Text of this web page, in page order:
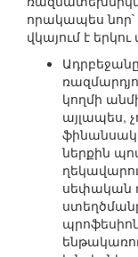
որակապես նոր`
վկայում է
կողմի
այլապես,
ներքին
սեփական